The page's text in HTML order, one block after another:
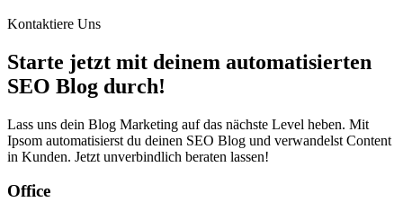
Kontaktiere Uns
Starte jetzt mit deinem automatisierten
SEO Blog durch!
Lass uns dein Blog Marketing auf das nächste Level heben. Mit
Ipsom automatisierst du deinen SEO Blog und verwandelst Content
in Kunden. Jetzt unverbindlich beraten lassen!
Office